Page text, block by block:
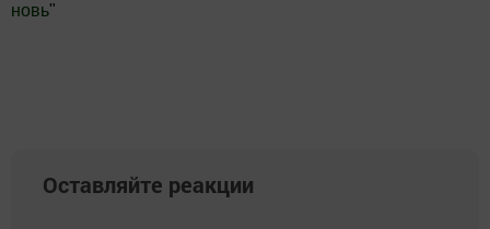
новь"
Оставляйте реакции